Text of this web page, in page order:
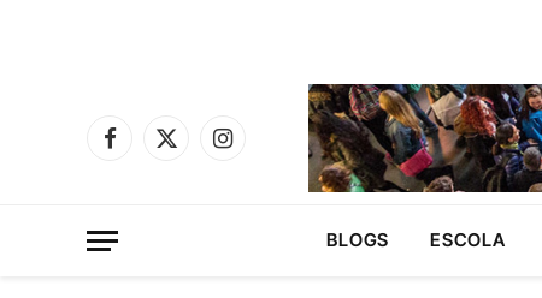
Facebook
X
Instagram
BLOGS ESCOLA